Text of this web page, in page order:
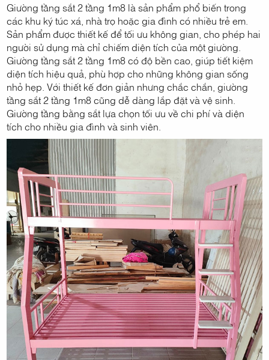
Giường tầng sắt 2 tầng 1m8 là sản phẩm phổ biến trong
các khu ký túc xá, nhà trọ hoặc gia đình có nhiều trẻ em.
Sản phẩm được thiết kế để tối ưu không gian, cho phép hai
người sử dụng mà chỉ chiếm diện tích của một giường.
Giường tầng sắt 2 tầng 1m8 có độ bền cao, giúp tiết kiệm
diện tích hiệu quả, phù hợp cho những không gian sống
nhỏ hẹp. Với thiết kế đơn giản nhưng chắc chắn, giường
tầng sắt 2 tầng 1m8 cũng dễ dàng lắp đặt và vệ sinh.
Giường tầng bằng sắt lựa chọn tối ưu về chi phí và diện
tích cho nhiều gia đình và sinh viên.